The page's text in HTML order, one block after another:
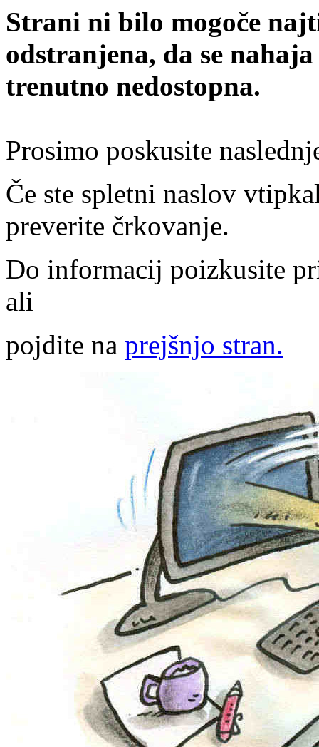
Strani ni bilo mogoče
odstranjena, da se
trenutno nedostopna.
Prosimo poskusite
Če ste spletni naslov
preverite črkovanje.
Do informacij poizkusite
ali
pojdite na prejšnjo stran.